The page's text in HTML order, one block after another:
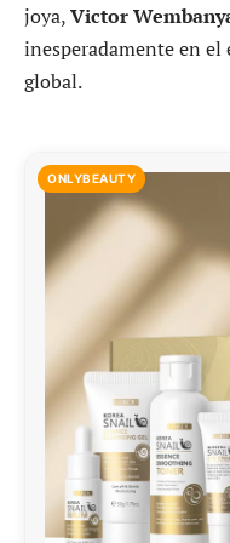
joya,Victor
inesperadamente en
global.
ONLYBEAUTY